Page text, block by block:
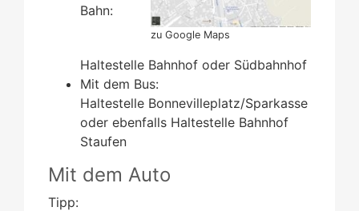
zu Google Maps
Bahn:
Haltestelle Bahnhof oder Südbahnhof
Mit dem Bus:
Haltestelle Bonnevilleplatz/Sparkasse
oder ebenfalls Haltestelle Bahnhof
Staufen
Mit dem Auto
Tipp: